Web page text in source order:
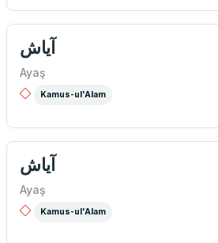
آياش
Ayaş
Kamus-ul'Alam
آياش
Ayaş
Kamus-ul'Alam